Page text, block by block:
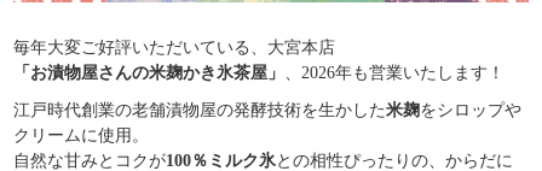
毎年大変ご好評いただいている、大宮本店
「お漬物屋さんの米麹かき氷茶屋」
、2026年も営業いたします！
江戸時代創業の老舗漬物屋の発酵技術を生かした米麹をシロップや
クリームに使用。
自然な甘みとコクが100％ミルク氷との相性ぴったりの、からだに